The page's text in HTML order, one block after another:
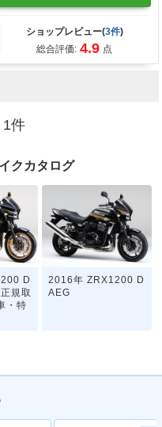
ショップレビュー(3件)
総合評価: 4.9 点
1件
クカタログ
D
規取
・特
2016年 ZRX1200 D
AEG